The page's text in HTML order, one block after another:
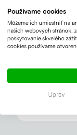
e-
Používame cookies
Môžeme ich umiestniť na
našich webových stránok,
poskytovanie skvelého
cookies používame
Uprav